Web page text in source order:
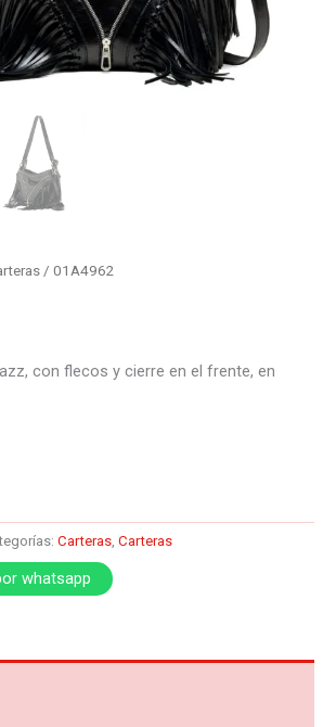
/ 01A4962
con flecos y cierre en el frente, en
Carteras Carteras
whatsapp